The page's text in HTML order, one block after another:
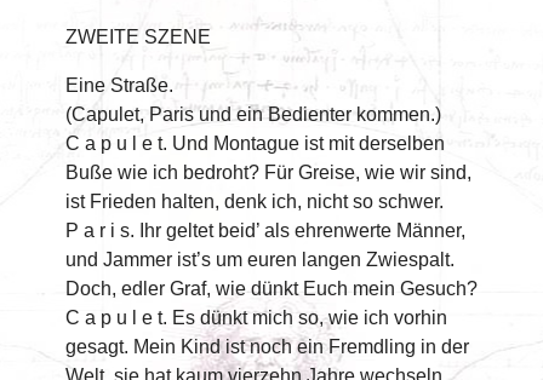
ZWEITE SZENE
Eine Straße.
(Capulet, Paris und ein Bedienter kommen.)
C a p u l e t. Und Montague ist mit derselben
Buße wie ich bedroht? Für Greise, wie wir sind,
ist Frieden halten, denk ich, nicht so schwer.
P a r i s. Ihr geltet beid’ als ehrenwerte Männer,
und Jammer ist’s um euren langen Zwiespalt.
Doch, edler Graf, wie dünkt Euch mein Gesuch?
C a p u l e t. Es dünkt mich so, wie ich vorhin
gesagt. Mein Kind ist noch ein Fremdling in der
Welt, sie hat kaum vierzehn Jahre wechseln